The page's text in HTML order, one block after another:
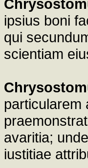
ipsius boni
qui
scientiam
particularem
avaritia;
iustitiae